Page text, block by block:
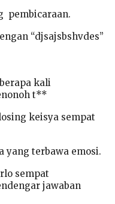
pembicaraan.
“djsajsbshvdes”
kali
t**
keisya sempat
yang terbawa emosi.
sempat
jawaban